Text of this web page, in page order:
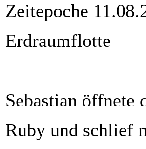
Zeitepoche
Erdraumflotte
Sebastian öffnete
Ruby und schlief